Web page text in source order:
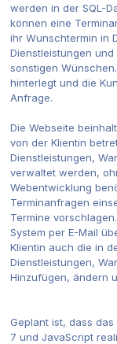
werden in der SQL-
können eine
ihr Wunschtermin in
Dienstleistungen
sonstigen
hinterlegt und die
Anfrage.
Die Webseite
von der Klientin
Dienstleistungen,
verwaltet werden,
Webentwicklung
Terminanfragen
Termine
System per E-Mail
Klientin auch die in
Dienstleistungen,
Hinzufügen, ändern
Geplant ist, dass das
7 und JavaScript